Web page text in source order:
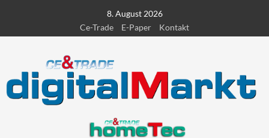
content
8. August 2026
Ce-Trade
E-Paper Kontakt